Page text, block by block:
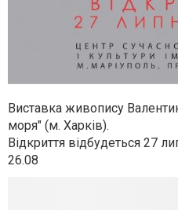
Виставка живопису
моря" (м. Харків).
Відкриття відбудеться 27
26.08